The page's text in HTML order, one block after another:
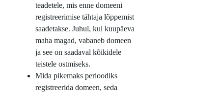
teadetele, mis enne domeeni
registreerimise tähtaja lõppemist
saadetakse. Juhul, kui kuupäeva
maha magad, vabaneb domeen
ja see on saadaval kõikidele
teistele ostmiseks.
Mida pikemaks perioodiks
registreerida domeen, seda